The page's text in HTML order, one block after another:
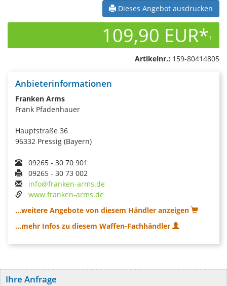
Dieses Angebot ausdrucken
109,90 EUR*1
Artikelnr.: 159-80414805
Anbieterinformationen
Franken Arms
Frank Pfadenhauer
Hauptstraße 36
96332 Pressig (Bayern)
09265 - 30 70 901
09265 - 30 73 002
info@franken-arms.de
www.franken-arms.de
...weitere Angebote von diesem Händler anzeigen
...mehr Infos zu diesem Waffen-Fachhändler
Ihre Anfrage